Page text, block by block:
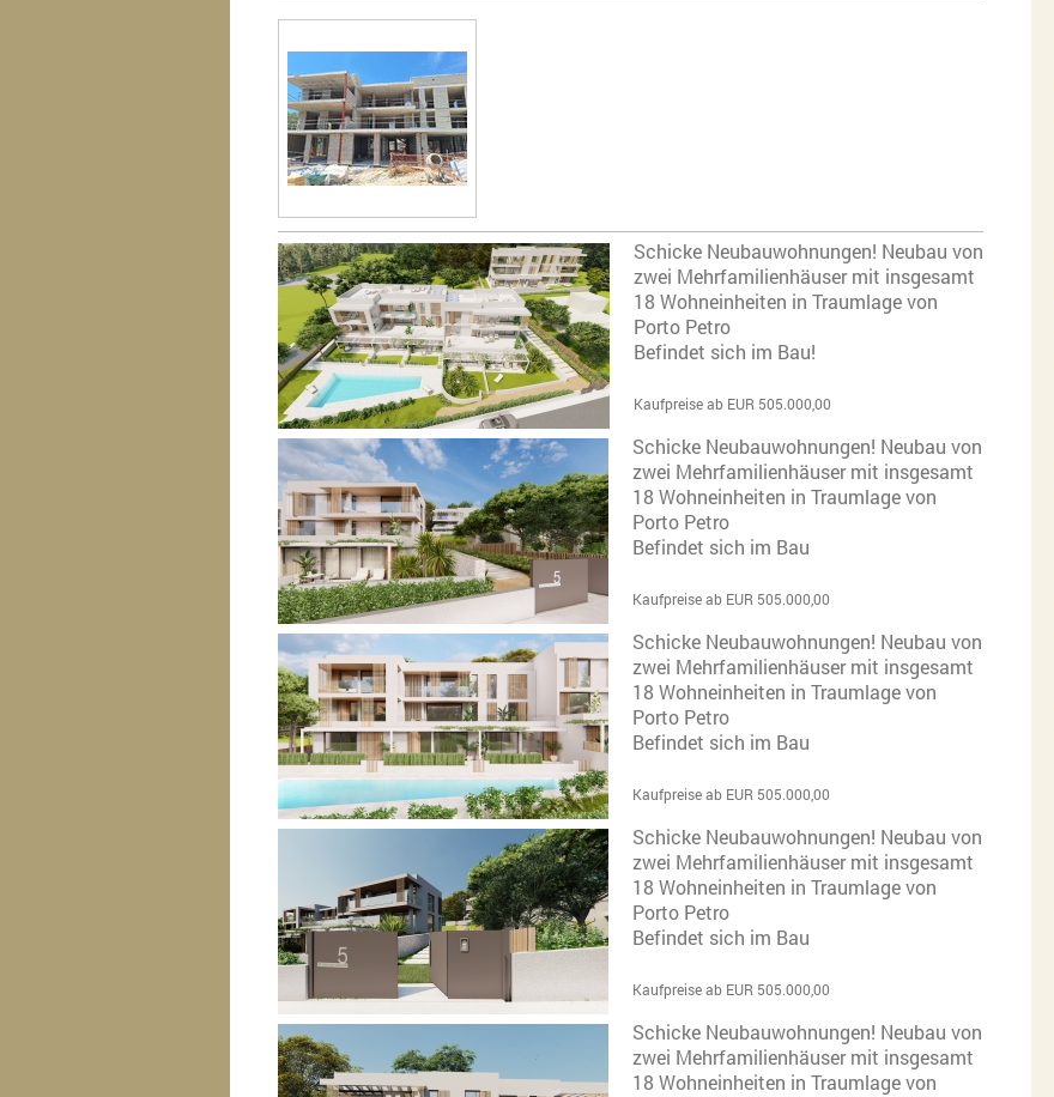
Schicke Neubauwohnungen! Neubau von
zwei Mehrfamilienhäuser mit insgesamt
18 Wohneinheiten in Traumlage von
Porto Petro
Befindet sich im Bau!
Kaufpreise ab EUR 505.000,00
Schicke Neubauwohnungen! Neubau von
zwei Mehrfamilienhäuser mit insgesamt
18 Wohneinheiten in Traumlage von
Porto Petro
Befindet sich im Bau
Kaufpreise ab EUR 505.000,00
Schicke Neubauwohnungen! Neubau von
zwei Mehrfamilienhäuser mit insgesamt
18 Wohneinheiten in Traumlage von
Porto Petro
Befindet sich im Bau
Kaufpreise ab EUR 505.000,00
Schicke Neubauwohnungen! Neubau von
zwei Mehrfamilienhäuser mit insgesamt
18 Wohneinheiten in Traumlage von
Porto Petro
Befindet sich im Bau
Kaufpreise ab EUR 505.000,00
Schicke Neubauwohnungen! Neubau von
zwei Mehrfamilienhäuser mit insgesamt
18 Wohneinheiten in Traumlage von